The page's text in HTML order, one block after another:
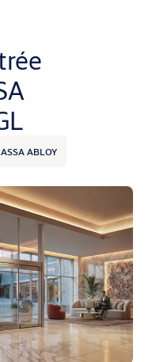
ASSA ABLOY